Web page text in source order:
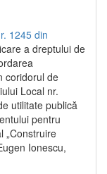
1245 din
a dreptului de
coridorul de
Local nr.
utilitate publică
pentru
„Construire
Ionescu,